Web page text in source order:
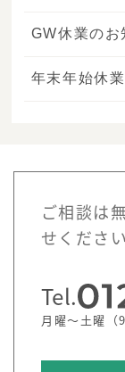
GW休業の
年末年始休
ご相談は
せください
Tel.
月曜～土曜（